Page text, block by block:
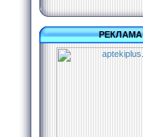
РЕКЛАМА